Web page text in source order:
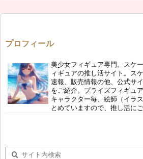
プロフィール
美少女フィギュア専門。スケ
ィギュアの推し活サイト。ス
速報、販売情報の他、公式サ
をご紹介。プライズフィギュ
キャラクター毎、絵師（イラ
とめていますので、推し活に